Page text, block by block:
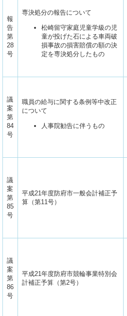
報
告
第
28
号
専決処分の報告について
松崎留守家庭児童学級の児
童が投げた石による車両破
損事故の損害賠償の額の決
定を専決処分したもの
議
案
第
84
号
職員の給与に関する条例等中改正
について
人事院勧告に伴うもの
議
案
第
85
号
平成21年度防府市一般会計補正予
算（第11号）
議
案
第
86
号
平成21年度防府市競輪事業特別会
計補正予算（第2号）